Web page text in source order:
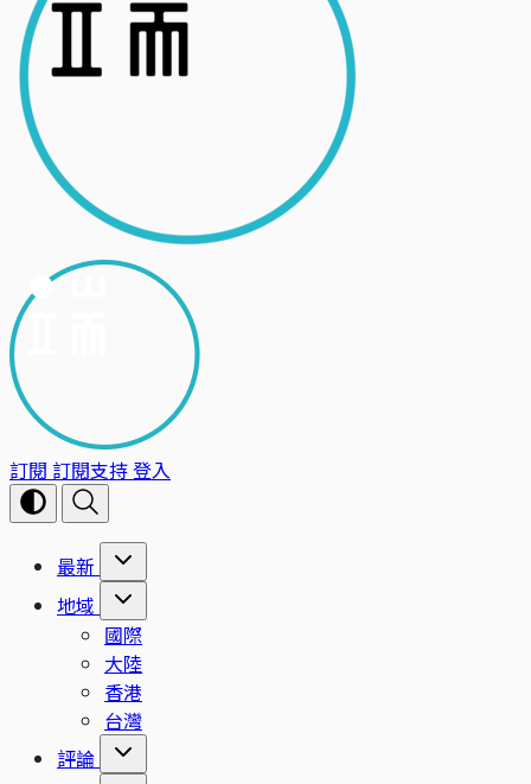
訂閱 訂閱支持登入
最新
地域
國際
大陸
香港
台灣
評論